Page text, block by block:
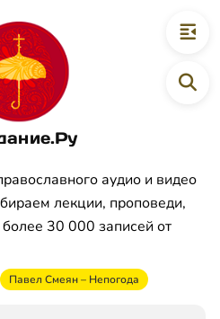
аудио и видео
лекции, проповеди,
30 000 записей от
Павел Смеян – Непогода